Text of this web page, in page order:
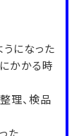
になった
かかる時
理、検品
た